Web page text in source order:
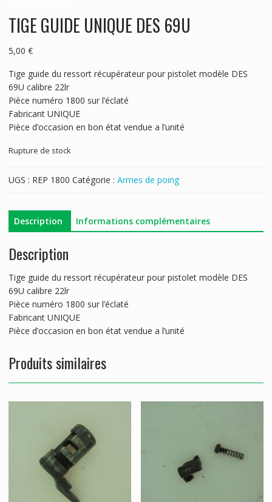
TIGE GUIDE UNIQUE DES 69U
5,00 €
Tige guide du ressort récupérateur pour pistolet modèle DES
69U calibre 22lr
Pièce numéro 1800 sur l’éclaté
Fabricant UNIQUE
Pièce d’occasion en bon état vendue a l’unité
Rupture de stock
UGS : REP 1800 Catégorie : Armes de poing
Description Informations complémentaires
Description
Tige guide du ressort récupérateur pour pistolet modèle DES
69U calibre 22lr
Pièce numéro 1800 sur l’éclaté
Fabricant UNIQUE
Pièce d’occasion en bon état vendue a l’unité
Produits similaires